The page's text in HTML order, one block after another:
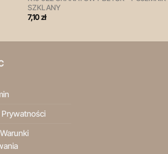
SZKLANY
7,10zł
Prywatności